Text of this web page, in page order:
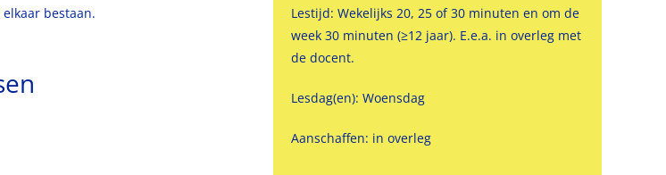
bestaan.
Lestijd: Wekelijks 20, 25 of 30 minuten en om de
week 30 minuten (≥12 jaar). E.e.a. in overleg met
de docent.
Lesdag(en): Woensdag
Aanschaffen: in overleg